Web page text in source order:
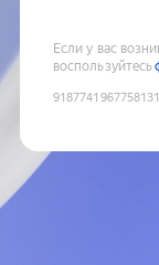
Если у вас
воспользуйтесь